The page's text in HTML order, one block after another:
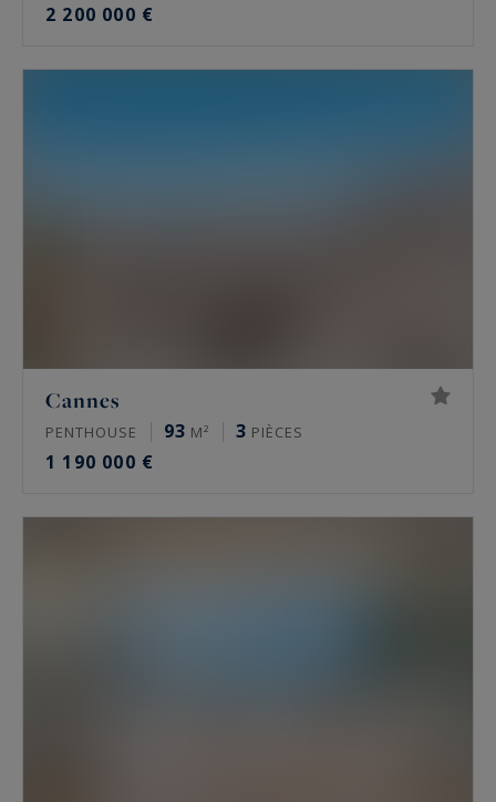
2 200 000 €
Cannes
PENTHOUSE 93 M² 3 PIÈCES
1 190 000 €